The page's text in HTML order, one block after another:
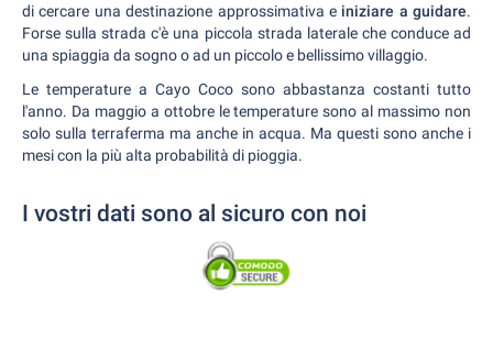
di cercare una destinazione approssimativa e iniziare a guidare.
Forse sulla strada c'è una piccola strada laterale che conduce ad
una spiaggia da sogno o ad un piccolo e bellissimo villaggio.
Le temperature a Cayo Coco sono abbastanza costanti tutto
l'anno. Da maggio a ottobre le temperature sono al massimo non
solo sulla terraferma ma anche in acqua. Ma questi sono anche i
mesi con la più alta probabilità di pioggia.
I vostri dati sono al sicuro con noi